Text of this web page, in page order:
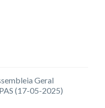
Geral
(17-05-2025)